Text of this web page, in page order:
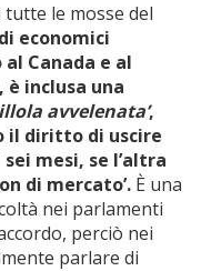
le mosse del
economici
Canada e al
è inclusa una
avvelenata’,
il diritto di uscire
mesi, se l’altra
di mercato’. È una
nei parlamenti
perciò nei
parlare di